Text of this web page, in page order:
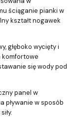
ściąganie pianki w
kształt nogawek
głęboko wycięty i
komfortowe
się wody pod
panel w
pływanie w sposób